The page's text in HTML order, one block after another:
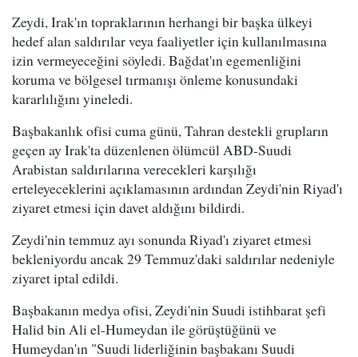
Zeydi, Irak'ın topraklarının herhangi bir başka ülkeyi
hedef alan saldırılar veya faaliyetler için kullanılmasına
izin vermeyeceğini söyledi. Bağdat'ın egemenliğini
koruma ve bölgesel tırmanışı önleme konusundaki
kararlılığını yineledi.
Başbakanlık ofisi cuma günü, Tahran destekli grupların
geçen ay Irak'ta düzenlenen ölümcül ABD-Suudi
Arabistan saldırılarına verecekleri karşılığı
erteleyeceklerini açıklamasının ardından Zeydi'nin Riyad'ı
ziyaret etmesi için davet aldığını bildirdi.
Zeydi'nin temmuz ayı sonunda Riyad'ı ziyaret etmesi
bekleniyordu ancak 29 Temmuz'daki saldırılar nedeniyle
ziyaret iptal edildi.
Başbakanın medya ofisi, Zeydi'nin Suudi istihbarat şefi
Halid bin Ali el-Humeydan ile görüştüğünü ve
Humeydan'ın "Suudi liderliğinin başbakanı Suudi